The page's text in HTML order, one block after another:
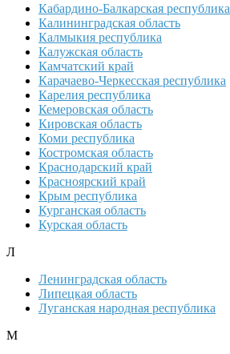
Кабардино-Балкарская республика
Калининградская область
Калмыкия республика
Калужская область
Камчатский край
Карачаево-Черкесская республика
Карелия республика
Кемеровская область
Кировская область
Коми республика
Костромская область
Краснодарский край
Красноярский край
Крым республика
Курганская область
Курская область
Л
Ленинградская область
Липецкая область
Луганская народная республика
М